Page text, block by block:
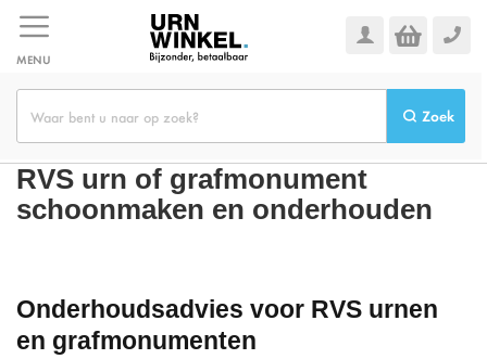
naar
de
inhoud
MENU
Zoek
RVS urn of grafmonument
schoonmaken en onderhouden
Onderhoudsadvies voor RVS urnen
en grafmonumenten